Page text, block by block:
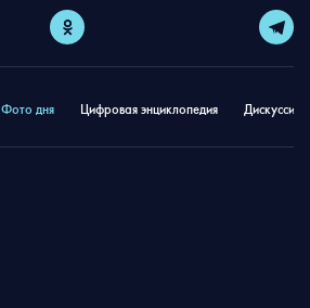
Фото дня Цифровая энциклопедия